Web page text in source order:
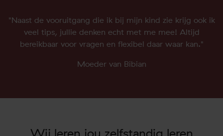
"Naast de vooruitgang die ik bij mijn kind zie krijg ook ik
veel tips, jullie denken echt met me mee! Altijd
bereikbaar voor vragen en flexibel daar waar kan."
Moeder van Bibian